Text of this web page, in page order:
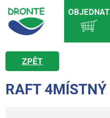
OBJEDNAT
ZPĚT
RAFT 4MÍSTNÝ